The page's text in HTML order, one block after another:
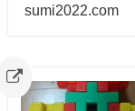
sumi2022.com